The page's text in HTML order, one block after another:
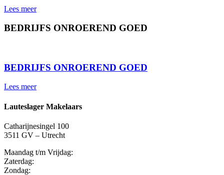
Lees meer
BEDRIJFS ONROEREND GOED
BEDRIJFS ONROEREND GOED
Lees meer
Lauteslager Makelaars
Catharijnesingel 100
3511 GV – Utrecht
Maandag t/m Vrijdag:
Zaterdag:
Zondag: